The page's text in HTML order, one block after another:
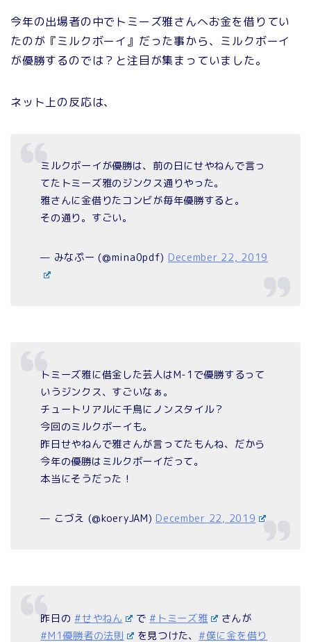
今年の出場者の中でトミーズ雅さんへお金を借りてい
たのが『ミルクボーイ』だった事から、ミルクボーイ
が優勝するのでは？と注目が集まっていました。
ネット上の反応は、
ミルクボーイが優勝は、前の日にせやねんで言っ
てたトミーズ雅のジンクス通りやった。
雅さんに金借りたコンビが毎年優勝すると。
その通り。すごい。
— みなぷー (@mina0pdf) December 22, 2019
トミーズ雅に借金した芸人はM-1で優勝するって
いうジンクス、すごいなぁ。
チュートリアルに千鳥にノンスタイル？
今回のミルクボーイも。
昨日せやねんで雅さんが言ってたもんね、だから
今年の優勝はミルクボーイだって。
本当にそうだった！
— こづえ (@koeryJAM)December 22, 2019
昨日の #せやねん で #トミーズ雅
さんが
#M1優勝者の法則
を見つけた、 #僕に金を借り